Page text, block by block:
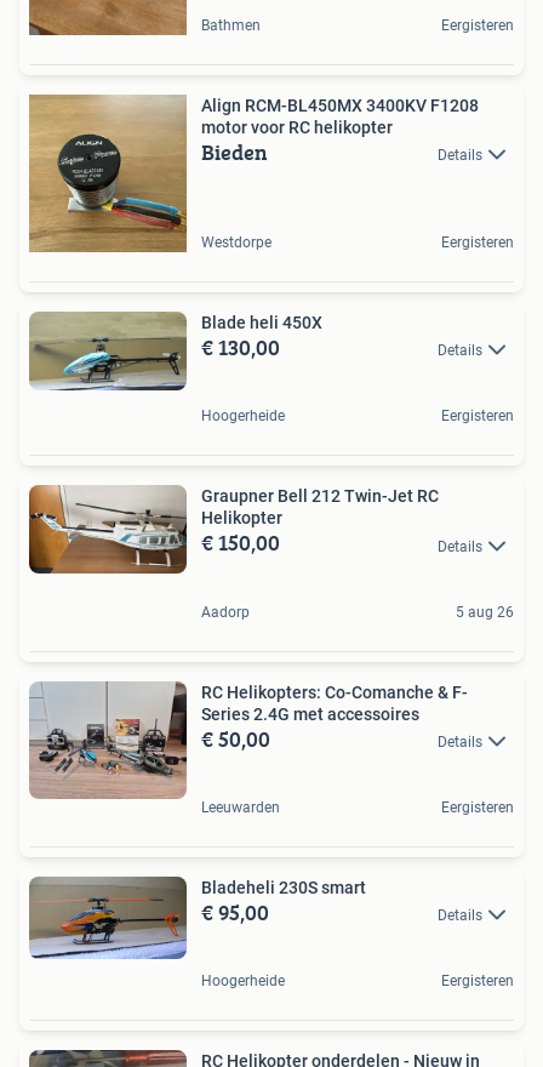
Bathmen Eergisteren
Align RCM-BL450MX 3400KV F1208
motor voor RC helikopter
Bieden Details
Westdorpe Eergisteren
Blade heli 450X
€ 130,00 Details
Hoogerheide Eergisteren
Graupner Bell 212 Twin-Jet RC
Helikopter
€ 150,00 Details
Aadorp 5 aug 26
RC Helikopters: Co-Comanche & F-
Series 2.4G met accessoires
€ 50,00 Details
Leeuwarden Eergisteren
Bladeheli 230S smart
€ 95,00 Details
Hoogerheide Eergisteren
RC Helikopter onderdelen - Nieuw in